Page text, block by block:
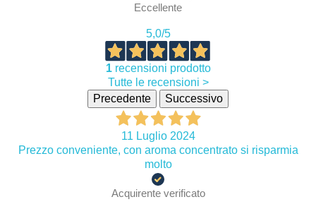
Eccellente
5,0/5
1recensioni prodotto
Tutte le recensioni >
Precedente
Successivo
11 Luglio 2024
Prezzo conveniente, con aroma concentrato si risparmia
molto
Acquirente verificato